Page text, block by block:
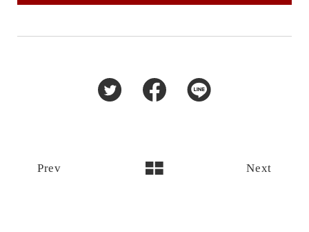
Next
Prev